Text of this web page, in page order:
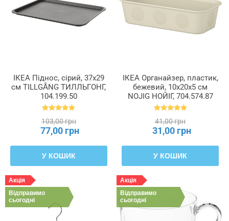
ІКЕА Піднос, сірий, 37x29
см TILLGÅNG ТИЛЛЬГОНГ,
104.199.50
103,00 грн
77,00 грн
У КОШИК
ІКЕА Органайзер, пластик,
бежевий, 10x20x5 см
NOJIG НОЙІГ, 704.574.87
41,00 грн
31,00 грн
У КОШИК
Акція
Відправимо
сьогодні
Акція
Відправимо
сьогодні